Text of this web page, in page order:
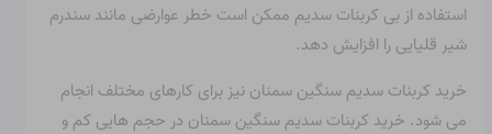
استفاده از بی کربنات سدیم ممکن است خطر عوارضی مانند سندرم
شیر قلیایی را افزایش دهد.
خرید کربنات سدیم سنگین سمنان نیز برای کارهای مختلف انجام
می شود. خرید کربنات سدیم سنگین سمنان در حجم هایی کم و